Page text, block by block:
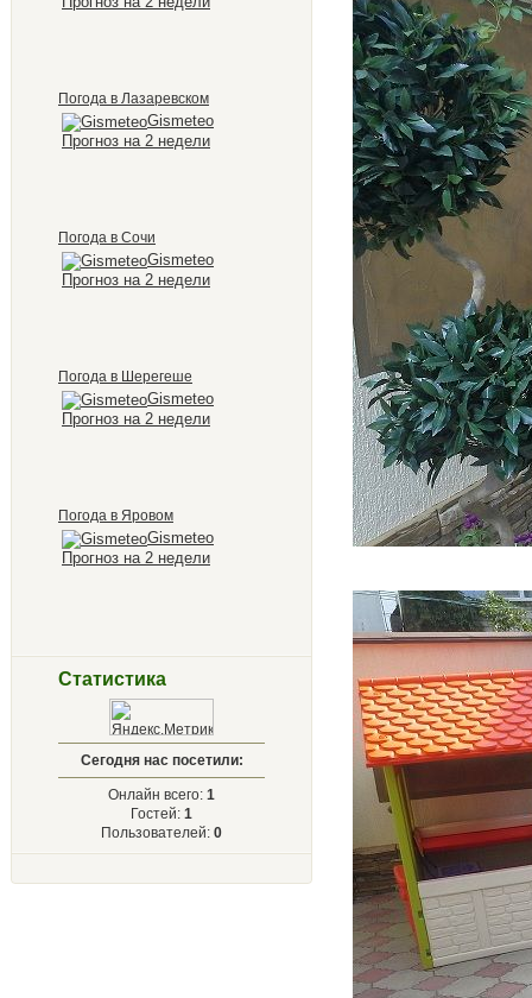
Погода в Лазаревском
Gismeteo
Прогноз на 2 недели
Погода в Сочи
Gismeteo
Прогноз на 2 недели
Погода в Шерегеше
Gismeteo
Прогноз на 2 недели
Погода в Яровом
Gismeteo
Прогноз на 2 недели
Статистика
Сегодня нас посетили:
Онлайн всего: 1
Гостей: 1
Пользователей: 0